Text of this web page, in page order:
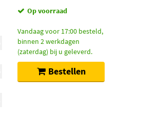
Op voorraad
Vandaag voor 17:00 besteld,
binnen 2 werkdagen
(zaterdag) bij u geleverd.
Bestellen